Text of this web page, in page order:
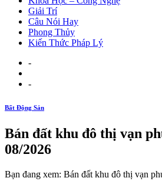
Giải Trí
Câu Nói Hay
Phong Thủy
Kiến Thức Pháp Lý
-
-
Bất Động Sản
Bán đất khu đô thị vạn
08/2026
Bạn đang xem: Bán đất khu đô thị vạn